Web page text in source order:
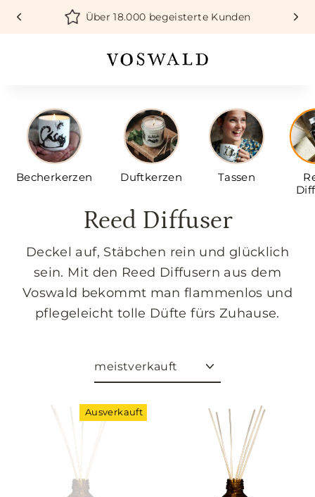
zum
Über 18.000 begeisterte Kunden
Becherkerzen Duftkerzen Tassen
Reed Diffuser
Deckel auf, Stäbchen rein und glücklich
sein. Mit den Reed Diffusern aus dem
Voswald bekommt man flammenlos und
pflegeleicht tolle Düfte fürs Zuhause.
Sortieren
Ausverkauft